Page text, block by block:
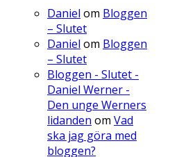
Daniel om Bloggen
– Slutet
Daniel om Bloggen
– Slutet
Bloggen - Slutet -
Daniel Werner -
Den unge Werners
lidanden om Vad
ska jag göra med
bloggen?